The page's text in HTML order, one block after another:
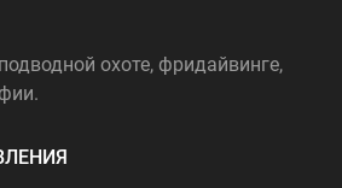
охоте, фридайвинге,